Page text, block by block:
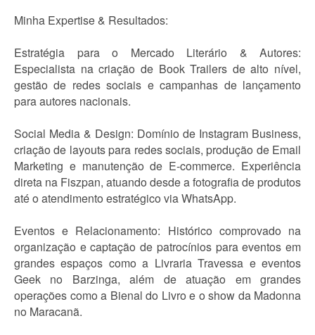
Minha Expertise & Resultados:
Estratégia para o Mercado Literário & Autores:
Especialista na criação de Book Trailers de alto nível,
gestão de redes sociais e campanhas de lançamento
para autores nacionais.
Social Media & Design: Domínio de Instagram Business,
criação de layouts para redes sociais, produção de Email
Marketing e manutenção de E-commerce. Experiência
direta na Fiszpan, atuando desde a fotografia de produtos
até o atendimento estratégico via WhatsApp.
Eventos e Relacionamento: Histórico comprovado na
organização e captação de patrocínios para eventos em
grandes espaços como a Livraria Travessa e eventos
Geek no Barzinga, além de atuação em grandes
operações como a Bienal do Livro e o show da Madonna
no Maracanã.